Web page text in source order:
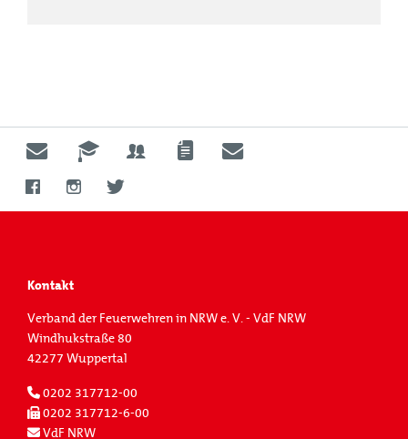
Kontakt
Verband der Feuerwehren in NRW e. V. - VdF NRW
Windhukstraße 80
42277 Wuppertal
0202 317712-00
0202 317712-6-00
VdF NRW